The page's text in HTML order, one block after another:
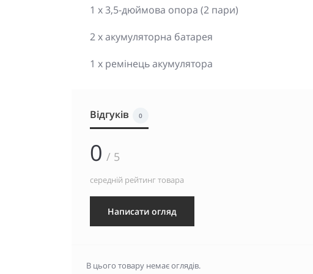
1 x 3,5-дюймова опора (2 пари)
2 х акумуляторна батарея
1 х ремінець акумулятора
Відгуків 0
0 / 5
середній рейтинг товара
Написати огляд
В цього товару немає оглядів.